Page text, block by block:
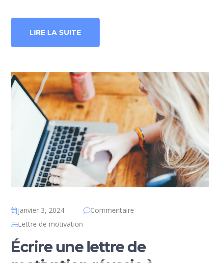
LIRE LA SUITE
janvier 3, 2024
Commentaire
Lettre de motivation
Écrire une lettre de